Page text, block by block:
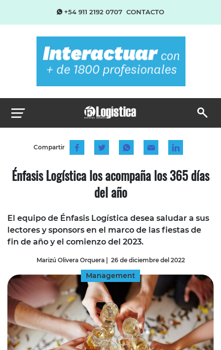
+54 911 2192 0707 CONTACTO
Compartir
Énfasis Logística los acompaña los 365 días
del año
El equipo de Énfasis Logística desea saludar a sus
lectores y sponsors en el marco de las fiestas de
fin de año y el comienzo del 2023.
Marizú Olivera Orquera| 26 de diciembre del 2022
Management